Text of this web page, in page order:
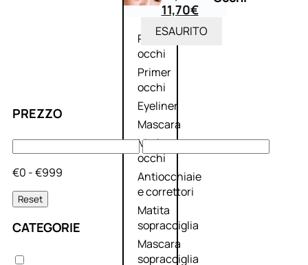
Palette
occhi
Primer
occhi
Eyeliner
Mascara
Matita
occhi
Antiocchiaie
e correttori
Matita
sopracciglia
Mascara
sopracciglia
PREZZO
€0 - €999
Reset
CATEGORIE
11,70€
ESAURITO